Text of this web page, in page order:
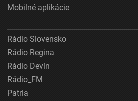
Mobilné aplikácie
Rádio Slovensko
Rádio Regina
Rádio Devín
Rádio_FM
Patria